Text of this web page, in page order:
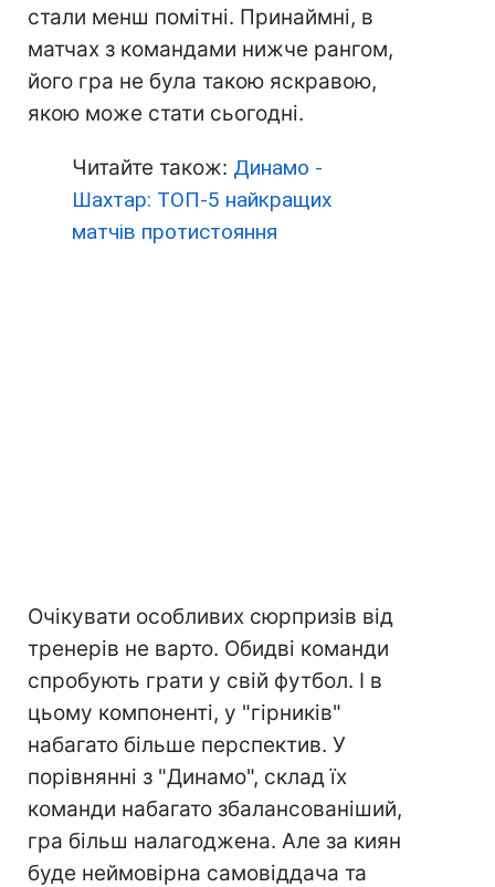
стали менш помітні. Принаймні, в
матчах з командами нижче рангом,
його гра не була такою яскравою,
якою може стати сьогодні.
Читайте також: Динамо -
Шахтар: ТОП-5 найкращих
матчів протистояння
Очікувати особливих сюрпризів від
тренерів не варто. Обидві команди
спробують грати у свій футбол. І в
цьому компоненті, у "гірників"
набагато більше перспектив. У
порівнянні з "Динамо", склад їх
команди набагато збалансованіший,
гра більш налагоджена. Але за киян
буде неймовірна самовіддача та